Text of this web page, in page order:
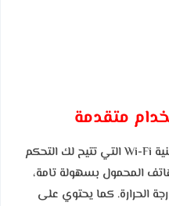
متقدمة
يتميز مكيف واي فاي ادميرال بتقنية Wi-Fi التي تتيح لك التحكم
المحمول بسهولة تامة،
الحرارة. كما يحتوي على